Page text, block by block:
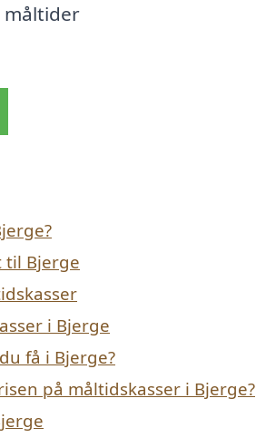
til Bjerge
i Bjerge
få i Bjerge?
på måltidskasser i Bjerge?